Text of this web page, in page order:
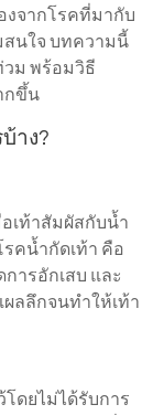
งจากโรคที่มากับ
นใจ บทความนี้
ม พร้อมวิธี
กขึ้น
าง?
อเท้าสัมผัสกับน้ำ
รคน้ำกัดเท้า คือ
ารอักเสบ และ
ผลลึกจนทำให้เท้า
ดยไม่ได้รับการ